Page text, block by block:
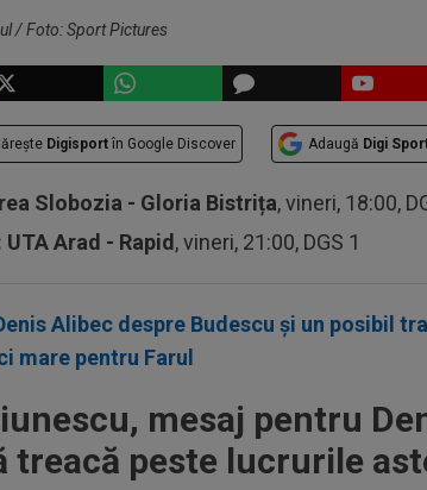
/ Foto: Sport Pictures
Digisport în Google Discover Adaugă Digi
Slobozia - Gloria Bistrița, vineri, 18:00,
Arad - Rapid , vineri, 21:00, DGS 1
Alibec despre Budescu și un posibil
mare pentru Farul
mesaj pentru
treacă peste lucrurile